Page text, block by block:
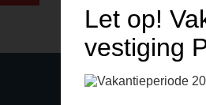
Let op!
vestiging